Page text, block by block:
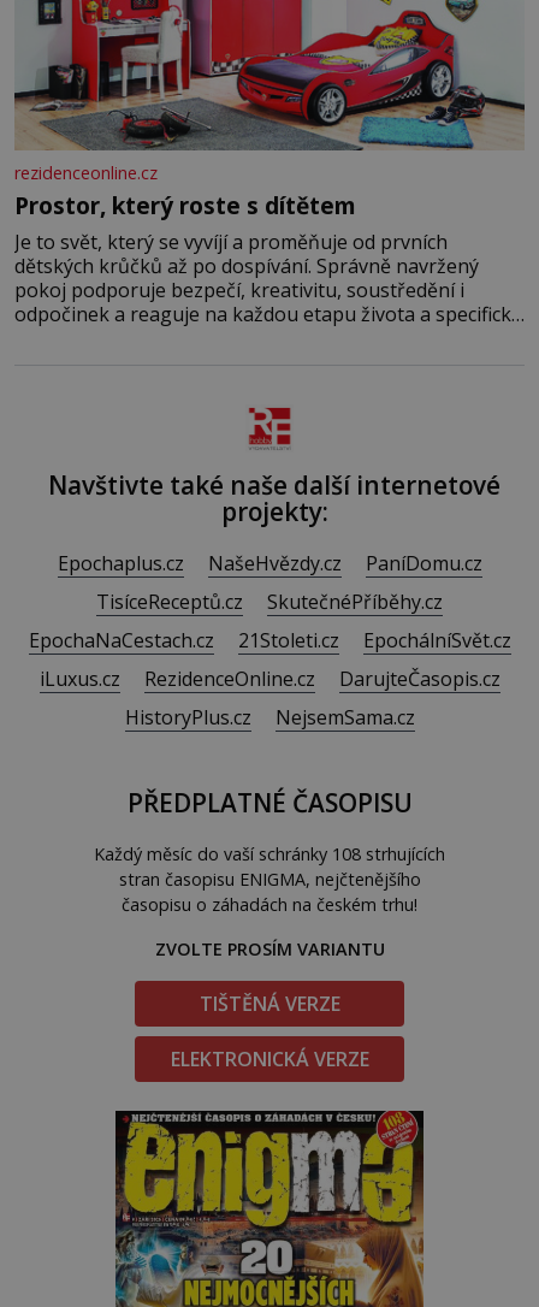
rezidenceonline.cz
Prostor, který roste s dítětem
Je to svět, který se vyvíjí a proměňuje od prvních
dětských krůčků až po dospívání. Správně navržený
pokoj podporuje bezpečí, kreativitu, soustředění i
odpočinek a reaguje na každou etapu života a specifické
Navštivte také naše další internetové
projekty:
Epochaplus.cz NašeHvězdy.cz
PaníDomu.cz
TisíceReceptů.cz
SkutečnéPříběhy.cz
EpochaNaCestach.cz
21Stoleti.cz
EpochálníSvět.cz
iLuxus.cz
RezidenceOnline.cz
DarujteČasopis.cz
HistoryPlus.cz
NejsemSama.cz
PŘEDPLATNÉ ČASOPISU
Každý měsíc do vaší schránky 108 strhujících
stran časopisu ENIGMA, nejčtenějšího
časopisu o záhadách na českém trhu!
ZVOLTE PROSÍM VARIANTU
TIŠTĚNÁ VERZE
ELEKTRONICKÁ VERZE